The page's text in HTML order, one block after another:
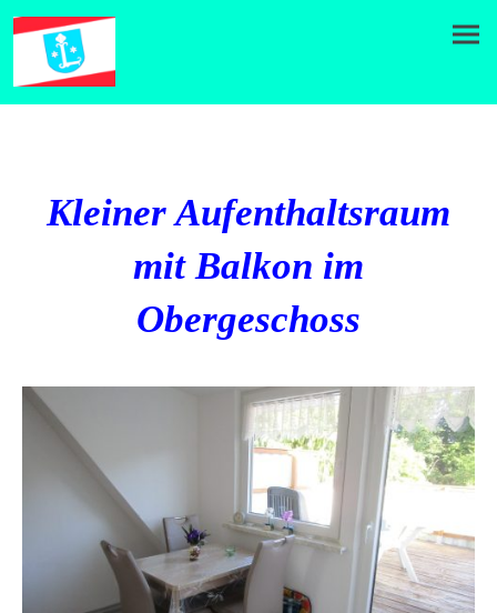
Kleiner Aufenthaltsraum
mit Balkon im
Obergeschoss